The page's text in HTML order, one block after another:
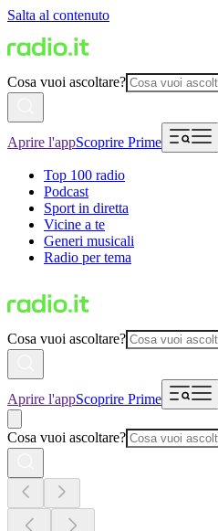
Salta al contenuto
Cosa vuoi ascoltare?
Aprire l'appScoprire Prime
Top 100 radio
Podcast
Sport in diretta
Vicine a te
Generi musicali
Radio per tema
Cosa vuoi ascoltare?
Aprire l'appScoprire Prime
Cosa vuoi ascoltare?